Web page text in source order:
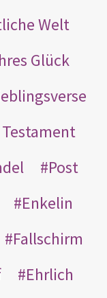
Welt
Glück
Testament
Post
Enkelin
Fallschirm
Ehrlich